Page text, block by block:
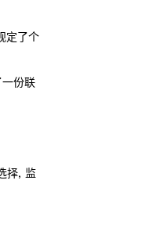
定了个
份联
择, 监